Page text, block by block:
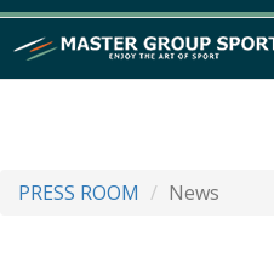
PRESS ROOM News